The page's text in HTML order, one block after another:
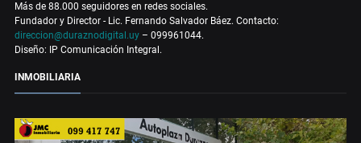
Más de 88.000 seguidores en redes sociales.
Fundador y Director - Lic. Fernando Salvador Báez. Contacto:
direccion@duraznodigital.uy – 099961044.
Diseño: IP Comunicación Integral.
INMOBILIARIA